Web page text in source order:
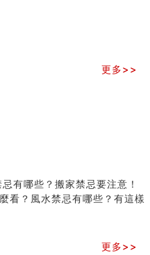
造 (名人八字淺析八）
二)
看？風水禁忌有哪些？有
風
法
(一)
⼗
析
(
二)
更多>>
有哪些？搬家禁忌要注意！
看？風水禁忌有哪些？有這樣
更多>>